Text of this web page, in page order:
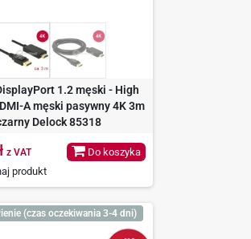
1.2 męski - High
A męski pasywny 4K 3m
Delock 85318
z VAT
produkt
Do koszyka
(czas oczekiwania 3-4 dni)